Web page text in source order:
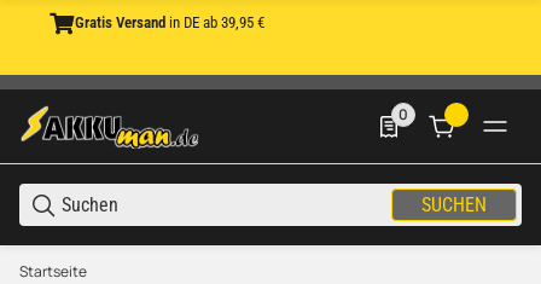
Gratis Versand in DE ab 39,95 €
SUCHEN
0
0 Produkte in der
Startseite